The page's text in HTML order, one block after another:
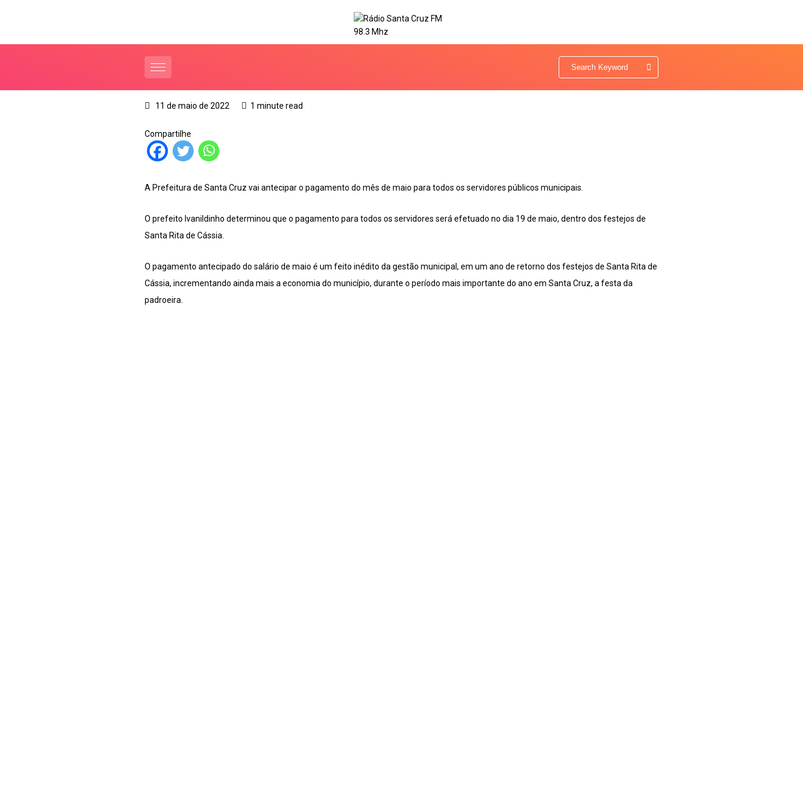
11 de maio de 2022 1 minute read
Compartilhe
A Prefeitura de Santa Cruz vai antecipar o pagamento do mês de maio para todos os servidores públicos municipais.
O prefeito Ivanildinho determinou que o pagamento para todos os servidores será efetuado no dia 19 de maio, dentro dos festejos de
Santa Rita de Cássia.
O pagamento antecipado do salário de maio é um feito inédito da gestão municipal, em um ano de retorno dos festejos de Santa Rita de
Cássia, incrementando ainda mais a economia do município, durante o período mais importante do ano em Santa Cruz, a festa da
padroeira.